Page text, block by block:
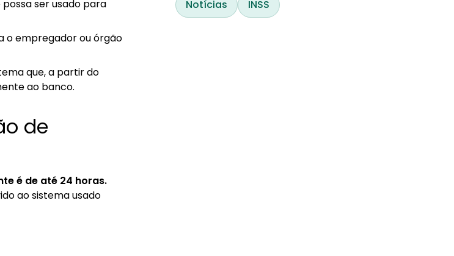
ser usado para
o empregador ou órgão
que, a partir do
ao banco.
de
é de até 24 horas.
ao sistema usado
Notícias
INSS